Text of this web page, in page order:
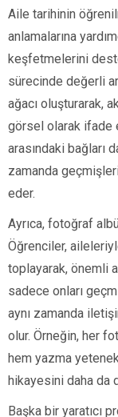
Aile tarihinin
anlamalarına
keşfetmelerini
sürecinde değerli
ağacı oluşturarak,
görsel olarak ifade
arasındaki bağları
zamanda
eder.
Ayrıca, fotoğraf
Öğrenciler,
toplayarak, önemli
sadece onları
aynı zamanda
olur. Örneğin, her
hem yazma
hikayesini daha da
Başka bir yaratıcı